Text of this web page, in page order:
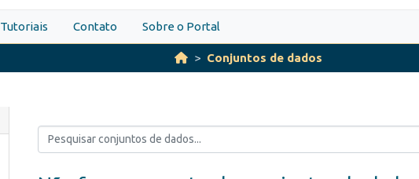
Tutoriais Contato Sobre o Portal
Conjuntos de dados